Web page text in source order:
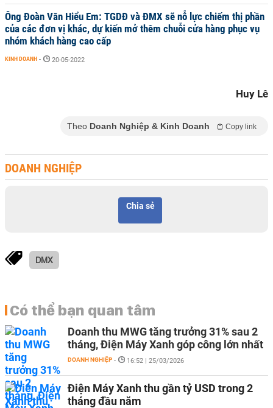
Ông Đoàn Văn Hiểu Em: TGDĐ và ĐMX sẽ nỗ lực chiếm thị phần
của các đơn vị khác, dự kiến mở thêm chuỗi cửa hàng phục vụ
nhóm khách hàng cao cấp
KINH DOANH - 20-05-2022
Huy Lê
Theo Doanh Nghiệp & Kinh Doanh Copy link
DOANH NGHIỆP
Chia sẻ
DMX
Có thể bạn quan tâm
Doanh thu MWG tăng trưởng 31% sau 2
tháng, Điện Máy Xanh góp công lớn nhất
DOANH NGHIỆP - 16:52 | 25/03/2026
Điện Máy Xanh thu gần tỷ USD trong 2
tháng đầu năm